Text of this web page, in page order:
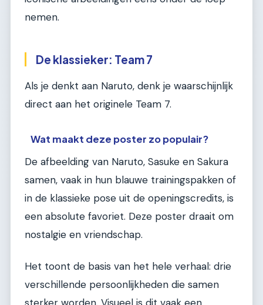
nemen.
De klassieker: Team 7
Als je denkt aan Naruto, denk je waarschijnlijk
direct aan het originele Team 7.
Wat maakt deze poster zo populair?
De afbeelding van Naruto, Sasuke en Sakura
samen, vaak in hun blauwe trainingspakken of
in de klassieke pose uit de openingscredits, is
een absolute favoriet. Deze poster draait om
nostalgie en vriendschap.
Het toont de basis van het hele verhaal: drie
verschillende persoonlijkheden die samen
sterker worden. Visueel is dit vaak een